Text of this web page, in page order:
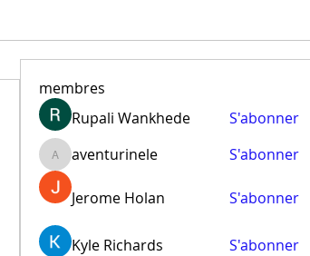
membres
Rupali Wankhede
S'abonner
aventurinele
aventurinele S'abonner
Jerome Holan S'abonner
Kyle Richards S'abonner